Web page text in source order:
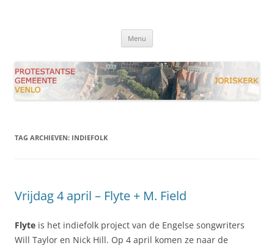
Menu
TAG ARCHIEVEN: INDIEFOLK
Vrijdag 4 april – Flyte + M. Field
Flyte is het indiefolk project van de Engelse songwriters
Will Taylor en Nick Hill. Op 4 april komen ze naar de